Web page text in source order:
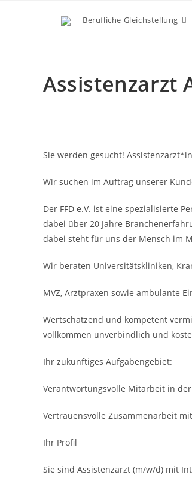
Berufliche Gleichstellung
Assistenzarzt
Sie werden gesucht!
Wir suchen im Auftrag unserer
Der FFD e.V. ist eine spezialisierte
dabei über 20 Jahre
dabei steht für uns der Mensch im
Wir beraten Universitätskliniken,
MVZ, Arztpraxen sowie ambulante
Wertschätzend und kompetent
vollkommen unverbindlich und
Ihr zukünftiges Aufgabengebiet:
Verantwortungsvolle Mitarbeit in
Vertrauens­volle Zusammenarbeit
Ihr Profil
Sie sind Assistenzarzt (m/w/d) mit